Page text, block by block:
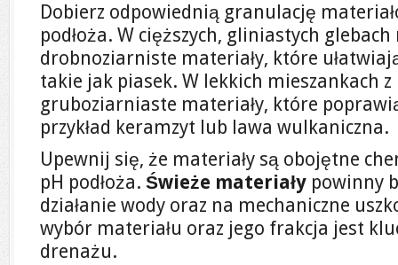
Dobierz odpowiednią granulację
podłoża. W cięższych, gliniastych
drobnoziarniste materiały, które
takie jak piasek. W lekkich mieszankach
gruboziarniaste materiały, które
przykład keramzyt lub lawa wulkaniczna.
Upewnij się, że materiały są obojętne
pH podłoża. Świeże materiały powinny
działanie wody oraz na mechaniczne
wybór materiału oraz jego frakcja jest
drenażu.